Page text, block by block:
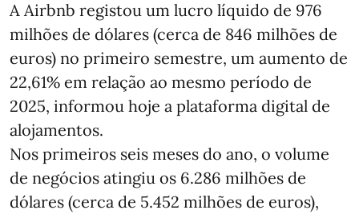
A Airbnb registou um lucro líquido de 976
milhões de dólares (cerca de 846 milhões de
euros) no primeiro semestre, um aumento de
22,61% em relação ao mesmo período de
2025, informou hoje a plataforma digital de
alojamentos.
Nos primeiros seis meses do ano, o volume
de negócios atingiu os 6.286 milhões de
dólares (cerca de 5.452 milhões de euros),